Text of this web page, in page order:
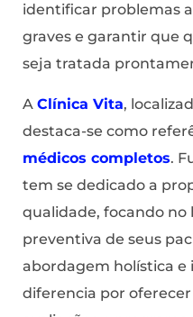
identificar problemas
graves e garantir que
seja tratada
A Clínica Vita,
destaca-se como
médicos completos.
tem se dedicado a
qualidade, focando no
preventiva de seus
abordagem holística e
diferencia por